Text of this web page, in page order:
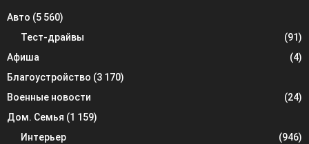
Авто (5 560)
Тест-драйвы
(91)
Афиша
(4)
Благоустройство (3 170)
Военные новости
(24)
Дом. Семья (1 159)
Интерьер
(946)